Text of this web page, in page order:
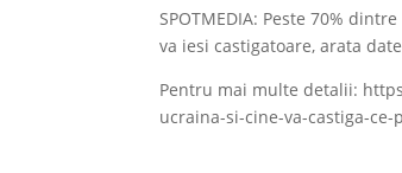
SPOTMEDIA: Peste 70%
va iesi castigatoare, arata
Pentru mai multe detalii:
ucraina-si-cine-va-castiga-